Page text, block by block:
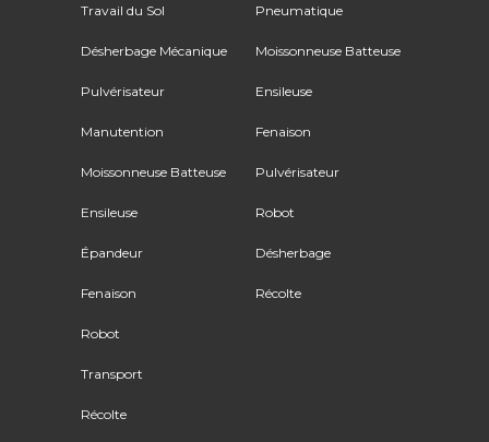
Travail du Sol
Désherbage Mécanique
Pulvérisateur
Manutention
Moissonneuse Batteuse
Ensileuse
Épandeur
Fenaison
Robot
Transport
Récolte
Pneumatique
Moissonneuse Batteuse
Ensileuse
Fenaison
Pulvérisateur
Robot
Désherbage
Récolte